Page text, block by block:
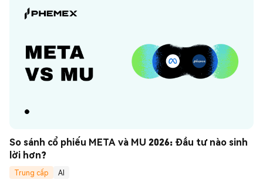
So sánh cổ phiếu META và MU 2026: Đầu tư nào sinh
lời hơn?
Trung cấp
AI